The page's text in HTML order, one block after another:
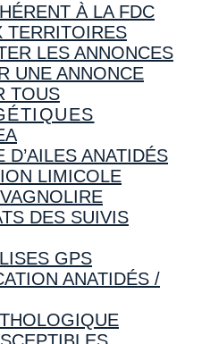
À LA FDC
TERRITOIRES
LES ANNONCES
UNE ANNONCE
TOUS
D’AILES ANATIDÉS
LIMICOLE
DES SUIVIS
GPS
ANATIDÉS /